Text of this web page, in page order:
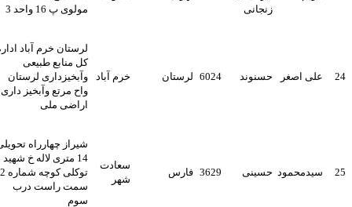
زنجانی
مولوی پ 16 واحد 3
24 علی اصغر حسنوند 6024 لرستان خرم آباد
لرستان خرم آباد اداره
کل منابع طبیعی
وآبخیزداری لرستان
واح مرتع وآبخیز داری
اراضی ملی
25 سیدمحمود حسینی 3629 فارس
سعادت
شهر
شیراز چهارراه تحویلی
14 متری لاله خ شهید
توکلی کوچه شماره 2
سمت راست درب
سوم